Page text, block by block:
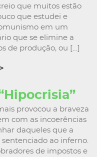
que muitos estão
que estudei e
em um
que se elimine a
de produção, ou […]
provocou a braveza
com as incoerências
daqueles que a
ao inferno.
de impostos e